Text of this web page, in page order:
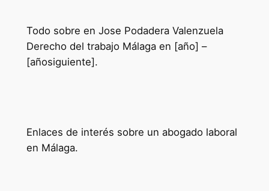
Todo sobre en Jose Podadera Valenzuela
Derecho del trabajo Málaga en [año] –
[añosiguiente].
Enlaces de interés sobre un abogado laboral
en Málaga.